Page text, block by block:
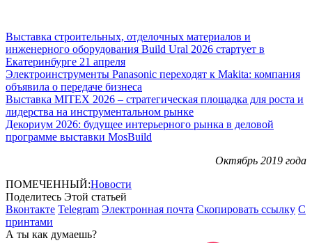
Выставка строительных, отделочных материалов и
инженерного оборудования Build Ural 2026 стартует в
Екатеринбурге 21 апреля
Электроинструменты Panasonic переходят к Makita: компания
объявила о передаче бизнеса
Выставка MITEX 2026 – стратегическая площадка для роста и
лидерства на инструментальном рынке
Декориум 2026: будущее интерьерного рынка в деловой
программе выставки MosBuild
Октябрь 2019 года
ПОМЕЧЕННЫЙ:Новости
Поделитесь Этой статьей
Вконтакте Telegram Электронная почта Скопировать ссылку С
принтами
А ты как думаешь?